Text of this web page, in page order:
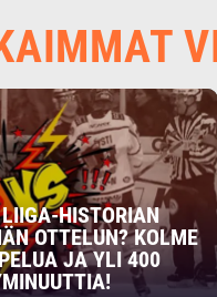
HISTORIAN
OTTELUN? KOLME
JA YLI 400